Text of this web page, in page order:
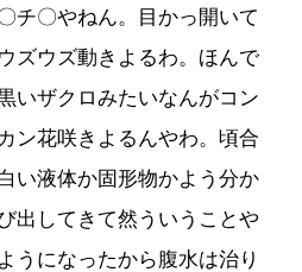
チ〇やねん。目かっ開いて
ズウズ動きよるわ。ほんで
いザクロみたいなんがコン
ン花咲きよるんやわ。頃合
い液体か固形物かよう分か
出してきて然ういうことや
うになったから腹水は治り